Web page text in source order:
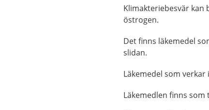
Klimakteriebesvär kan
östrogen.
Det finns läkemedel
slidan.
Läkemedel som
Läkemedlen finns